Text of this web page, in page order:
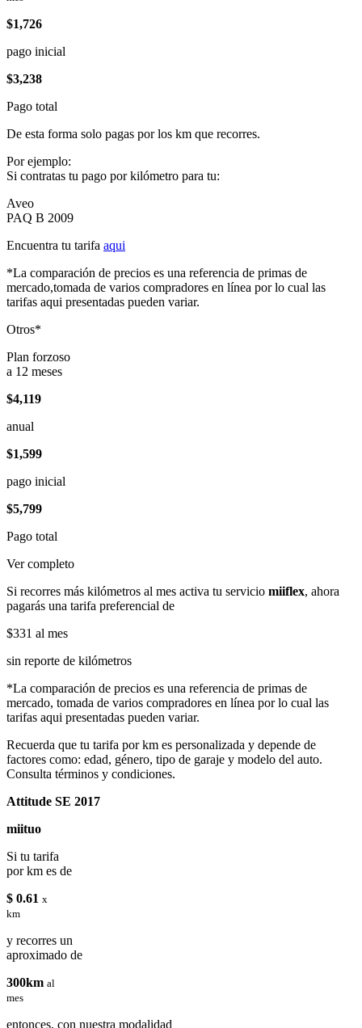
$1,726
pago inicial
$3,238
Pago total
De esta forma solo pagas por los km que recorres.
Por ejemplo:
Si contratas tu pago por kilómetro para tu:
Aveo
PAQ B 2009
Encuentra tu tarifa aqui
*La comparación de precios es una referencia de primas de
mercado,tomada de varios compradores en línea por lo cual las
tarifas aqui presentadas pueden variar.
Otros*
Plan forzoso
a 12 meses
$4,119
anual
$1,599
pago inicial
$5,799
Pago total
Ver completo
Si recorres más kilómetros al mes activa tu servicio miiflex, ahora
pagarás una tarifa preferencial de
$331 al mes
sin reporte de kilómetros
*La comparación de precios es una referencia de primas de
mercado, tomada de varios compradores en línea por lo cual las
tarifas aqui presentadas pueden variar.
Recuerda que tu tarifa por km es personalizada y depende de
factores como: edad, género, tipo de garaje y modelo del auto.
Consulta términos y condiciones.
Attitude SE 2017
miituo
Si tu tarifa
por km es de
$ 0.61 x
km
y recorres un
aproximado de
300km al
mes
entonces, con nuestra modalidad